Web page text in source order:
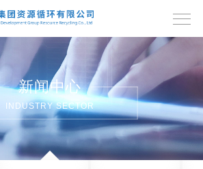
新闻中心
INDUSTRY SECTOR